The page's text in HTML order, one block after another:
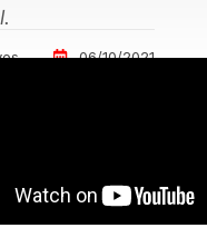
06/10/2021